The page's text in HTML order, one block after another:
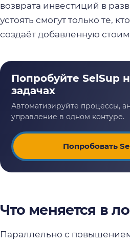
возврата инвестиций в
устоять смогут только те,
создаёт добавленную
Попробовать
Что меняется в
Параллельно с